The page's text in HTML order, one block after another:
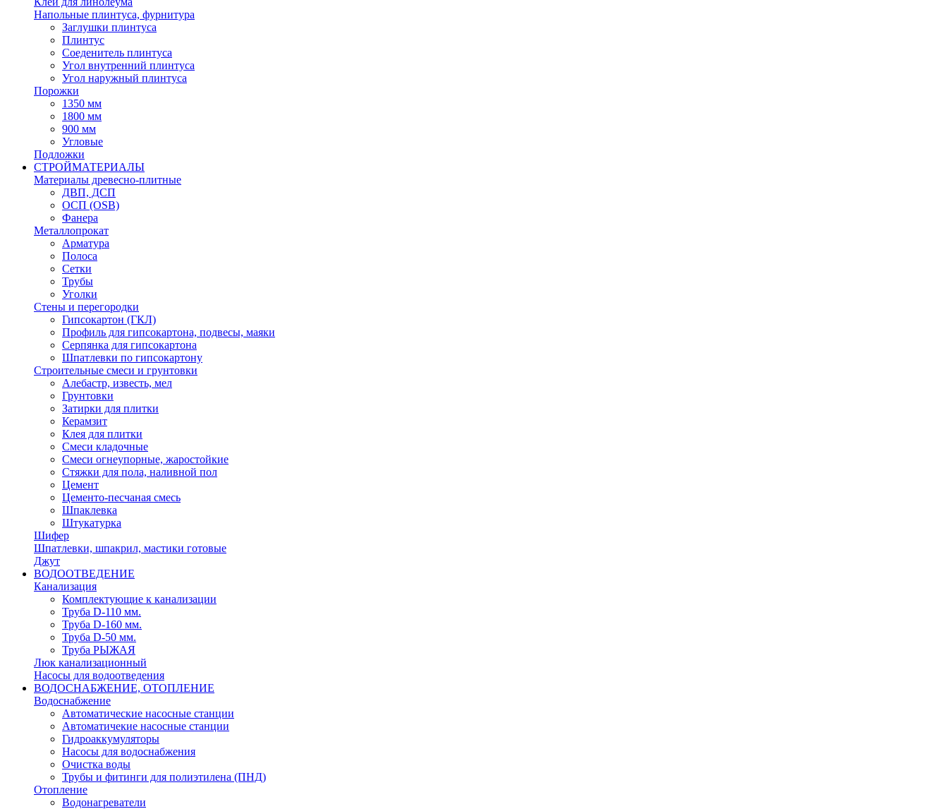
Напольные плинтуса, фурнитура
Заглушки плинтуса
Плинтус
Соеденитель плинтуса
Угол внутренний плинтуса
Угол наружный плинтуса
Порожки
1350 мм
1800 мм
900 мм
Угловые
Подложки
СТРОЙМАТЕРИАЛЫ
Материалы древесно-плитные
ДВП, ДСП
ОСП (OSB)
Фанера
Металлопрокат
Арматура
Полоса
Сетки
Трубы
Уголки
Стены и перегородки
Гипсокартон (ГКЛ)
Профиль для гипсокартона, подвесы, маяки
Серпянка для гипсокартона
Шпатлевки по гипсокартону
Строительные смеси и грунтовки
Алебастр, известь, мел
Грунтовки
Затирки для плитки
Керамзит
Клея для плитки
Смеси кладочные
Смеси огнеупорные, жаростойкие
Стяжки для пола, наливной пол
Цемент
Цементо-песчаная смесь
Шпаклевка
Штукатурка
Шифер
Шпатлевки, шпакрил, мастики готовые
Джут
ВОДООТВЕДЕНИЕ
Канализация
Комплектующие к канализации
Труба D-110 мм.
Труба D-160 мм.
Труба D-50 мм.
Труба РЫЖАЯ
Люк канализационный
Насосы для водоотведения
ВОДОСНАБЖЕНИЕ, ОТОПЛЕНИЕ
Водоснабжение
Автоматичеcкие насосные станции
Автоматичекие насосные станции
Гидроаккумуляторы
Насосы для водоснабжения
Очистка воды
Трубы и фитинги для полиэтилена (ПНД)
Отопление
Водонагреватели